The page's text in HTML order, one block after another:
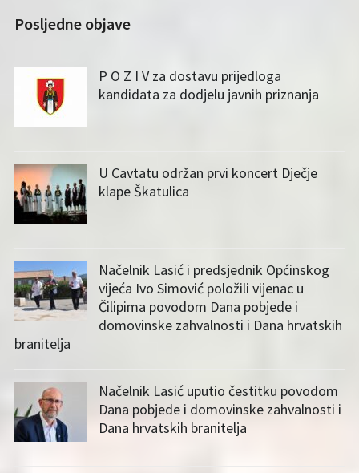
Posljedne objave
P O Z I V za dostavu prijedloga
kandidata za dodjelu javnih priznanja
U Cavtatu održan prvi koncert Dječje
klape Škatulica
Načelnik Lasić i predsjednik Općinskog
vijeća Ivo Simović položili vijenac u
Čilipima povodom Dana pobjede i
domovinske zahvalnosti i Dana hrvatskih
branitelja
Načelnik Lasić uputio čestitku povodom
Dana pobjede i domovinske zahvalnosti i
Dana hrvatskih branitelja